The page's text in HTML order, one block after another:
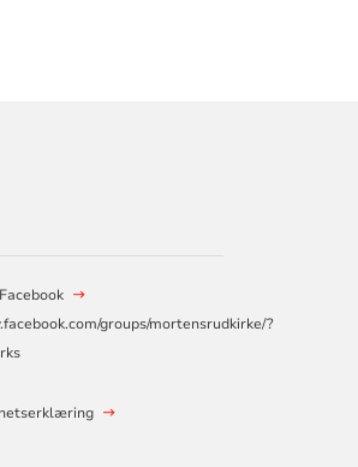
groups/mortensrudkirke/?